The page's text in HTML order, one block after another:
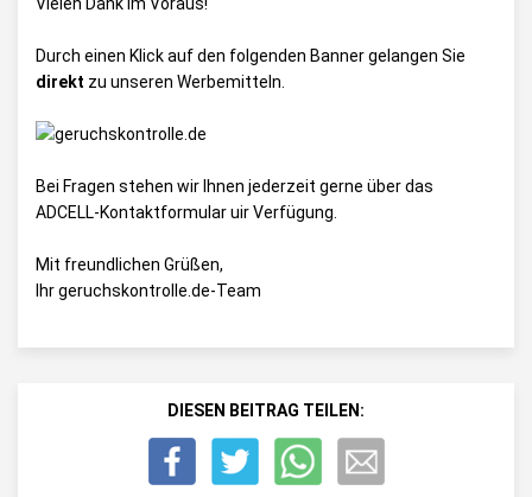
Durch einen Klick auf den folgenden Banner gelangen Sie
direkt zu unseren Werbemitteln.
Bei Fragen stehen wir Ihnen jederzeit gerne über das
ADCELL-Kontaktformularuir Verfügung.
Mit freundlichen Grüßen,
Ihr geruchskontrolle.de-Team
DIESEN BEITRAG TEILEN: